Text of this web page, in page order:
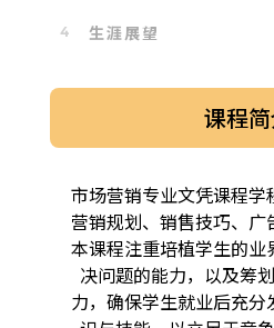
生涯展望
课程
市场营销专业文凭课程
营销规划、销售技巧、广
本课程注重培植学生的
决问题的能力，以及筹
力，确保学生就业后充